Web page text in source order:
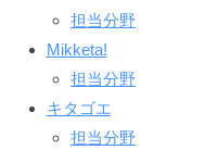
2024
年
担当分野
Mikketa!
担当分野
キタゴエ
担当分野